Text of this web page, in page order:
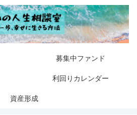
募集中ファンド
利回りカレンダー
資産形成